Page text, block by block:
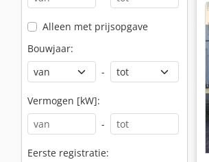
Alleen met prijsopgave
Bouwjaar:
-
Vermogen [kW]:
-
Eerste registratie: